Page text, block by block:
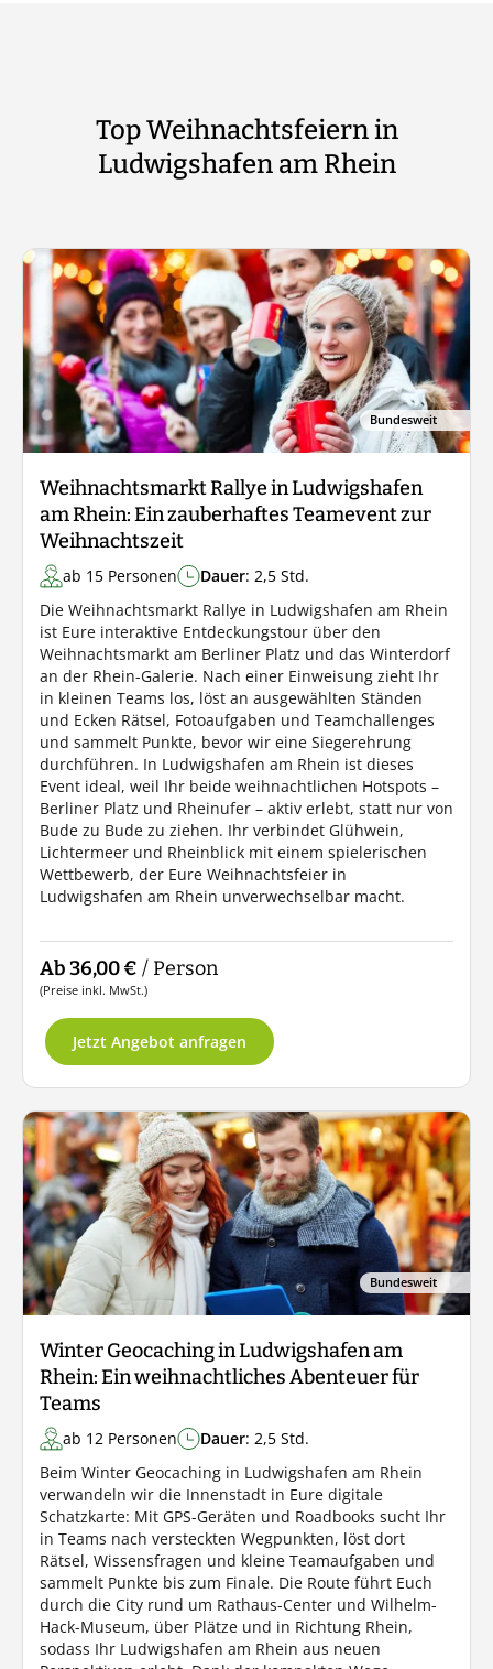
Top Weihnachtsfeiern in
Ludwigshafen am Rhein
Bundesweit
Weihnachtsmarkt Rallye in Ludwigshafen
am Rhein: Ein zauberhaftes Teamevent zur
Weihnachtszeit
ab 15 Personen Dauer: 2,5 Std.
Die Weihnachtsmarkt Rallye in Ludwigshafen am Rhein
ist Eure interaktive Entdeckungstour über den
Weihnachtsmarkt am Berliner Platz und das Winterdorf
an der Rhein-Galerie. Nach einer Einweisung zieht Ihr
in kleinen Teams los, löst an ausgewählten Ständen
und Ecken Rätsel, Fotoaufgaben und Teamchallenges
und sammelt Punkte, bevor wir eine Siegerehrung
durchführen. In Ludwigshafen am Rhein ist dieses
Event ideal, weil Ihr beide weihnachtlichen Hotspots –
Berliner Platz und Rheinufer – aktiv erlebt, statt nur von
Bude zu Bude zu ziehen. Ihr verbindet Glühwein,
Lichtermeer und Rheinblick mit einem spielerischen
Wettbewerb, der Eure Weihnachtsfeier in
Ludwigshafen am Rhein unverwechselbar macht.
Ab 36,00 € / Person
(Preise inkl. MwSt.)
Jetzt Angebot anfragen
Bundesweit
Winter Geocaching in Ludwigshafen am
Rhein: Ein weihnachtliches Abenteuer für
Teams
ab 12 Personen Dauer: 2,5 Std.
Beim Winter Geocaching in Ludwigshafen am Rhein
verwandeln wir die Innenstadt in Eure digitale
Schatzkarte: Mit GPS-Geräten und Roadbooks sucht Ihr
in Teams nach versteckten Wegpunkten, löst dort
Rätsel, Wissensfragen und kleine Teamaufgaben und
sammelt Punkte bis zum Finale. Die Route führt Euch
durch die City rund um Rathaus-Center und Wilhelm-
Hack-Museum, über Plätze und in Richtung Rhein,
sodass Ihr Ludwigshafen am Rhein aus neuen